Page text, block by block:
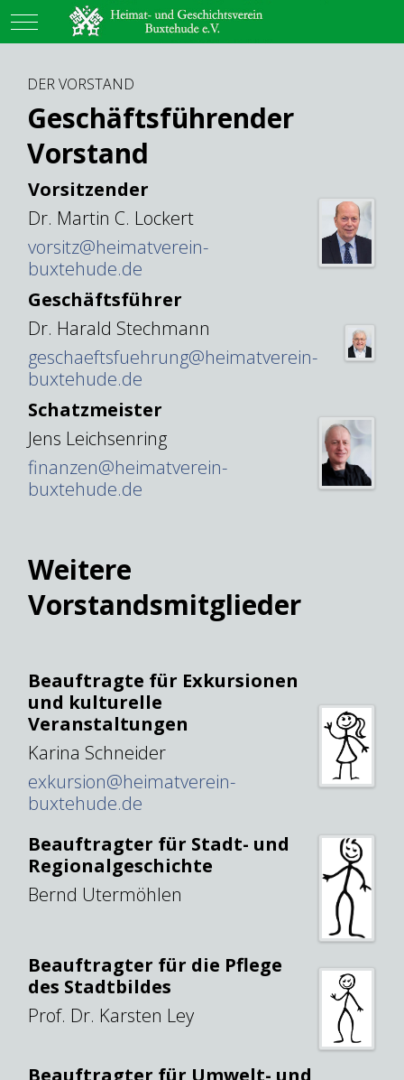
Mobile Menu Toggle
DER VORSTAND
Geschäftsführender
Vorstand
Vorsitzender
Dr. Martin C. Lockert
vorsitz@heimatverein-
buxtehude.de
Geschäftsführer
Dr. Harald Stechmann
geschaeftsfuehrung@heimatverein-
buxtehude.de
Schatzmeister
Jens Leichsenring
finanzen@heimatverein-
buxtehude.de
Weitere
Vorstandsmitglieder
Beauftragte für Exkursionen
und kulturelle
Veranstaltungen
Karina Schneider
exkursion@heimatverein-
buxtehude.de
Beauftragter für Stadt- und
Regionalgeschichte
Bernd Utermöhlen
Beauftragter für die Pflege
des Stadtbildes
Prof. Dr. Karsten Ley
Beauftragter für Umwelt- und